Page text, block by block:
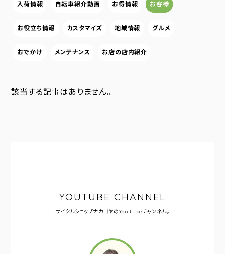
入荷情報 自転車紹介動画 お得情報 お客様
お役立ち情報 カスタマイズ 地域情報 グルメ
おでかけ メンテナンス お店の店内紹介
該当する記事はありません。
YOUTUBE CHANNEL
サイクルショップナカゴヤのYouTubeチャンネル。